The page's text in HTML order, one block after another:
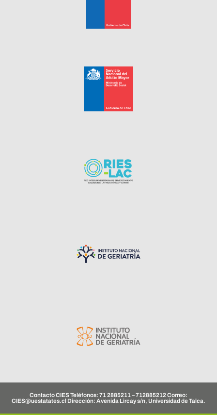
Contacto CIES Teléfonos: 71 2885211 – 712885212 Correo:
CIES@uestatates.cl Dirección: Avenida Lircay s/n, Universidad de Talca.